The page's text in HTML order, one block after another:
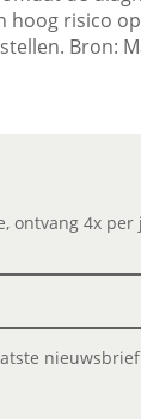
risico
Bron:
ontvang 4x per